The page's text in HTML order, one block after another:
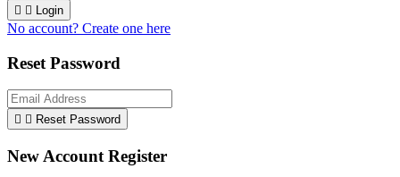
  Login
No account? Create one here
Reset Password
  Reset Password
New Account Register